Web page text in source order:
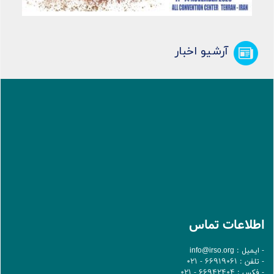
آرشیو اخبار
اطلاعات تماس
- ایمیل : info@irso.org
- تلفن : 66919061 - 021